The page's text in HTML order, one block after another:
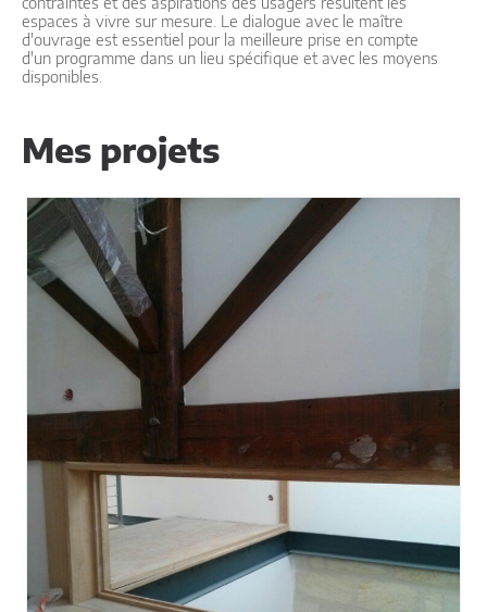
espaces à vivre sur mesure. Le dialogue avec le maître
d'ouvrage est essentiel pour la meilleure prise en compte
d'un programme dans un lieu spécifique et avec les moyens
disponibles.
Mes projets